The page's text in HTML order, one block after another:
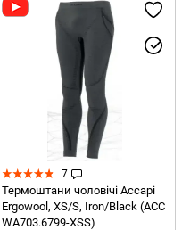
7
Термоштани чоловічі Accapi
Ergowool, XS/S, Iron/Black (ACC
WА703.6799-XSS)